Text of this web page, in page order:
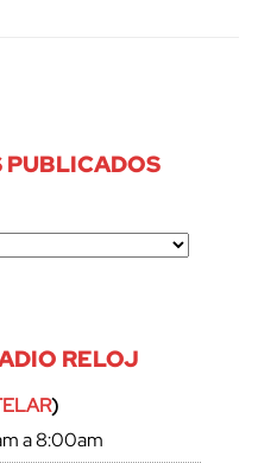
PUBLICADOS
RELOJ
)
a 8:00am